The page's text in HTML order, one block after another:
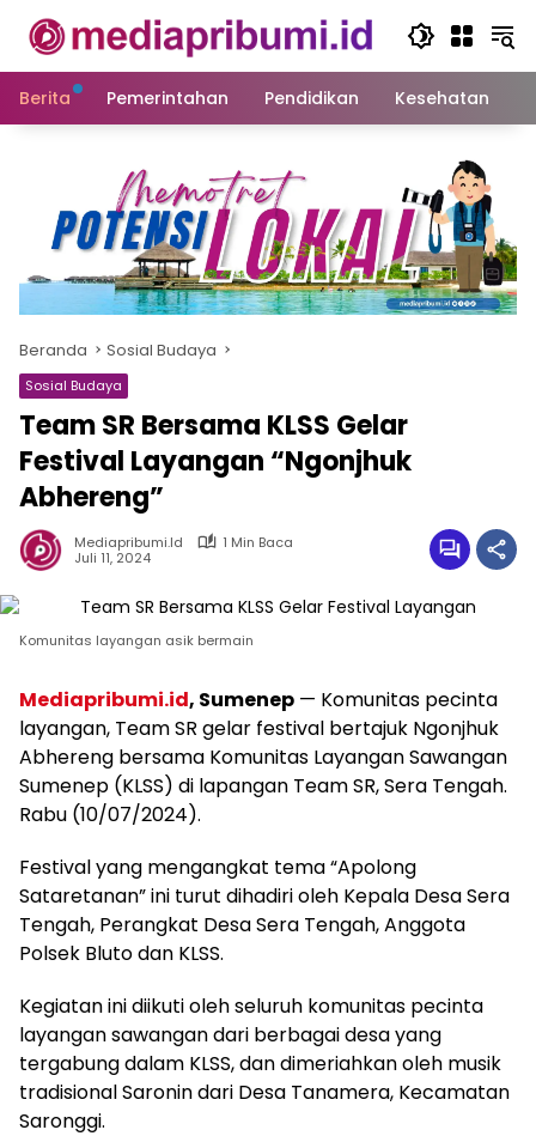
konten
Berita
Pemerintahan Pendidikan Kesehatan
Beranda Sosial Budaya
Sosial Budaya
Team SR Bersama KLSS Gelar
Festival Layangan “Ngonjhuk
Abhereng”
Mediapribumi.id
1 Min Baca
Juli 11, 2024
Komunitas layangan asik bermain
Mediapribumi.id, Sumenep — Komunitas pecinta
layangan, Team SR gelar festival bertajuk Ngonjhuk
Abhereng bersama Komunitas Layangan Sawangan
Sumenep (KLSS) di lapangan Team SR, Sera Tengah.
Rabu (10/07/2024).
Festival yang mengangkat tema “Apolong
Sataretanan” ini turut dihadiri oleh Kepala Desa Sera
Tengah, Perangkat Desa Sera Tengah, Anggota
Polsek Bluto dan KLSS.
Kegiatan ini diikuti oleh seluruh komunitas pecinta
layangan sawangan dari berbagai desa yang
tergabung dalam KLSS, dan dimeriahkan oleh musik
tradisional Saronin dari Desa Tanamera, Kecamatan
Saronggi.